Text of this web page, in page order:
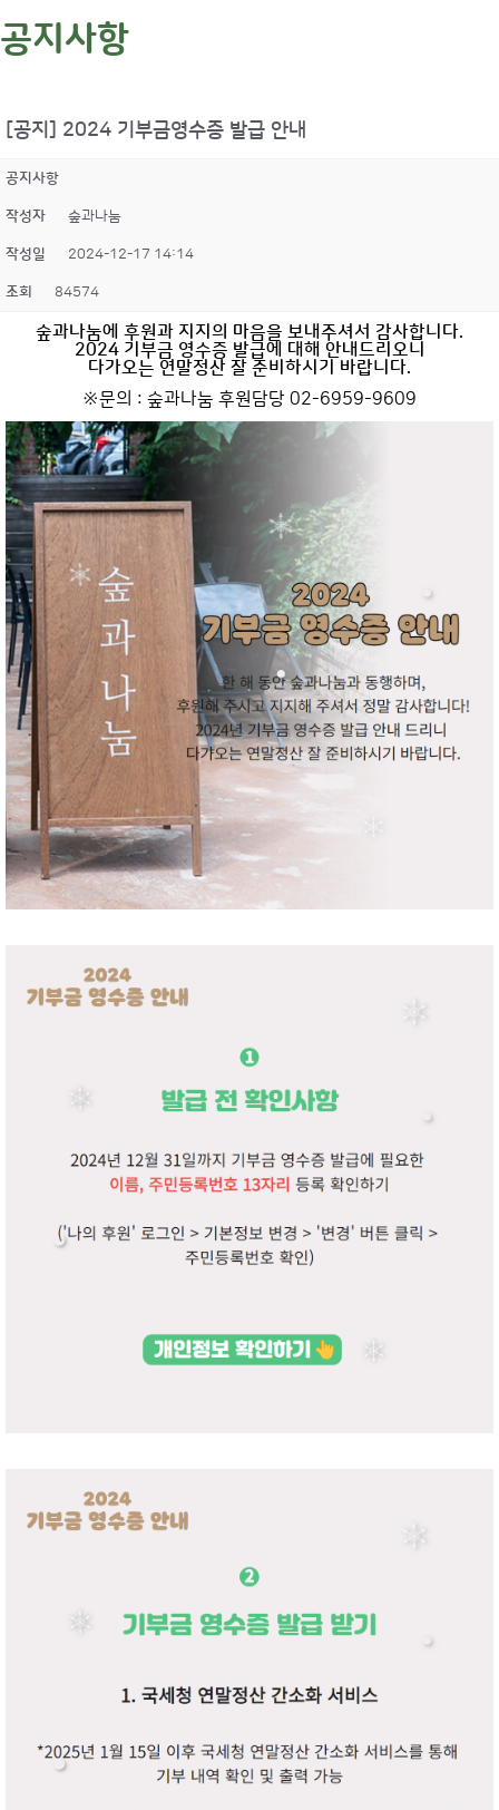
공지사항
[공지] 2024 기부금영수증 발급 안내
공지사항
작성자 숲과나눔
작성일 2024-12-17 14:14
조회 84574
숲과나눔에 후원과 지지의 마음을 보내주셔서 감사합니다.
2024 기부금 영수증 발급에 대해 안내드리오니
다가오는 연말정산 잘 준비하시기 바랍니다.
※문의 : 숲과나눔 후원담당 02-6959-9609